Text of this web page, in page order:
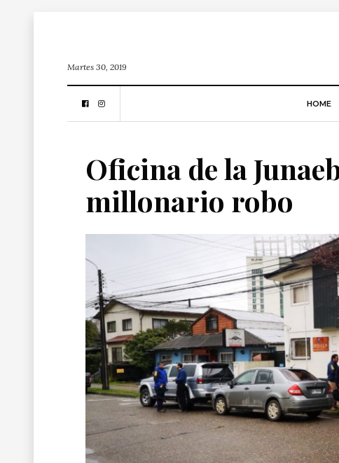
Martes 30, 2019
HOME
Oficina de la
millonario robo